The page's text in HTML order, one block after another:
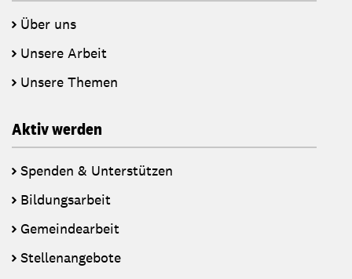
Über uns
Unsere Arbeit
Unsere Themen
Aktiv werden
Spenden & Unterstützen
Bildungsarbeit
Gemeindearbeit
Stellenangebote